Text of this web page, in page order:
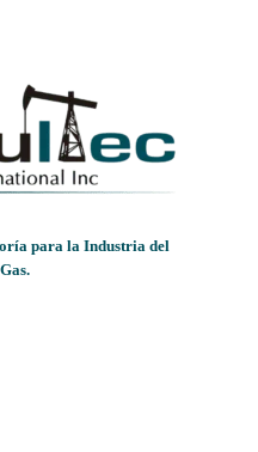
para la Industria del